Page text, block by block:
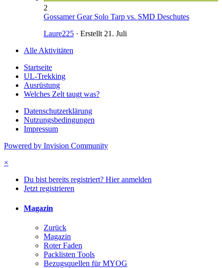
2
Gossamer Gear Solo Tarp vs. SMD Deschutes
Laure225 · Erstellt21. Juli
Alle Aktivitäten
Startseite
UL-Trekking
Ausrüstung
Welches Zelt taugt was?
Datenschutzerklärung
Nutzungsbedingungen
Impressum
Powered by Invision Community
×
Du bist bereits registriert? Hier anmelden
Jetzt registrieren
Magazin
Zurück
Magazin
Roter Faden
Packlisten Tools
Bezugsquellen für MYOG